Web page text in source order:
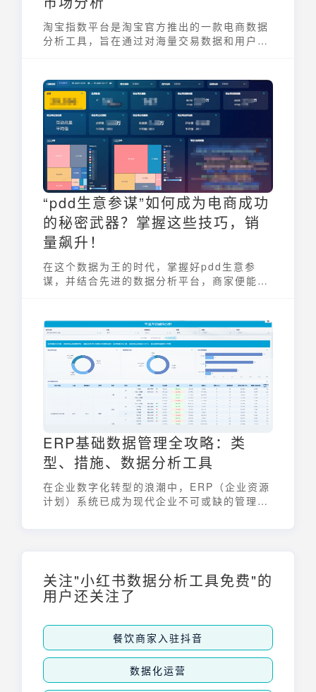
淘宝指数平台是淘宝官方推出的一款电商数据
分析工具，旨在通过对海量交易数据和用户行
域的晴雨表，帮助用户掌握行业动态，优化运
营策略，辅助买家进行消费决策。
“pdd生意参谋”如何成为电商成功
的秘密武器？掌握这些技巧，销
量飙升！
在这个数据为王的时代，掌握好pdd生意参
谋，并结合先进的数据分析平台，商家便能够
ERP基础数据管理全攻略：类
型、措施、数据分析工具
在企业数字化转型的浪潮中，ERP（企业资源
计划）系统已成为现代企业不可或缺的管理工
全面掌握ERP基础数据管理，提升企业运营效
率。
关注"小红书数据分析工具免费"的
用户还关注了
餐饮商家入驻抖音
数据化运营